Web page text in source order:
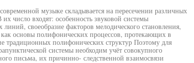
музыке складывается на пересечении различных
число входят: особенность звуковой системы
своеобразие факторов мелодического становления,
основы полифонических процессов, протекающих в
традиционных полифонических структур Поэтому для
системы необходим учёт совокупного
письма, их причинно- следственной взаимосвязи